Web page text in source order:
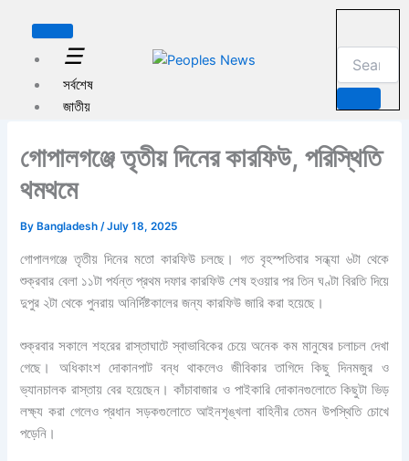
content
☰
সর্বশেষ
জাতীয়
বাংলাদেশ
আন্তর্জাতিক
অর্থনীতি
নিউ
ইয়র্ক
আরো
ট্যাক্স ফাইল
বাসা ভাড়া
ইমেগ্রেশন
গোপালগঞ্জে তৃতীয় দিনের কারফিউ, পরিস্থিতি
থমথমে
By Bangladesh/July 18, 2025
গোপালগঞ্জে তৃতীয় দিনের মতো কারফিউ চলছে। গত বৃহস্পতিবার সন্ধ্যা ৬টা থেকে
শুক্রবার বেলা ১১টা পর্যন্ত প্রথম দফার কারফিউ শেষ হওয়ার পর তিন ঘণ্টা বিরতি দিয়ে
দুপুর ২টা থেকে পুনরায় অনির্দিষ্টকালের জন্য কারফিউ জারি করা হয়েছে।
শুক্রবার সকালে শহরের রাস্তাঘাটে স্বাভাবিকের চেয়ে অনেক কম মানুষের চলাচল দেখা
গেছে। অধিকাংশ দোকানপাট বন্ধ থাকলেও জীবিকার তাগিদে কিছু দিনমজুর ও
ভ্যানচালক রাস্তায় বের হয়েছেন। কাঁচাবাজার ও পাইকারি দোকানগুলোতে কিছুটা ভিড়
লক্ষ্য করা গেলেও প্রধান সড়কগুলোতে আইনশৃঙ্খলা বাহিনীর তেমন উপস্থিতি চোখে
পড়েনি।